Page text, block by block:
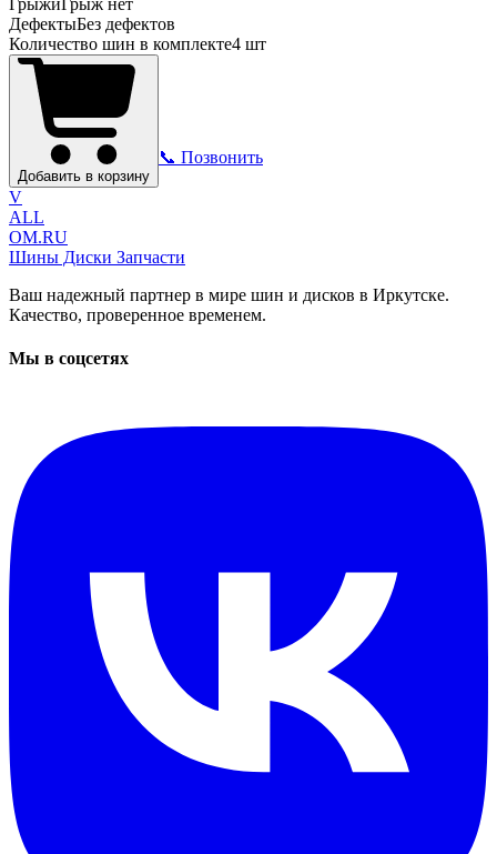
ГрыжиГрыж нет
ДефектыБез дефектов
Количество шин в комплекте4 шт
Добавить в корзину
📞 Позвонить
V
ALL
OM.RU
Шины Диски Запчасти
Ваш надежный партнер в мире шин и дисков в Иркутске.
Качество, проверенное временем.
Мы в соцсетях